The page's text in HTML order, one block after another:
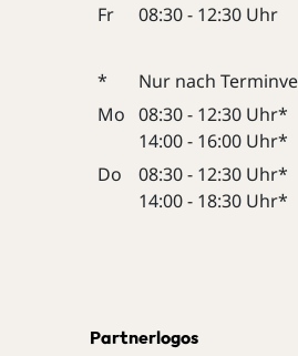
Fr
08:30 - 12:30 Uhr
*
Nur nach
Mo 08:30 - 12:30 Uhr*
14:00 - 16:00 Uhr*
Do
08:30 - 12:30 Uhr*
14:00 - 18:30 Uhr*
Partnerlogos